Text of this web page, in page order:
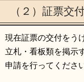
（２）証票交
現在証票の交付をう
立札・看板類を掲示
申請を行ってくださ